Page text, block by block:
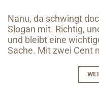
Nanu, da schwingt
Slogan mit. Richtig,
und bleibt eine
Sache. Mit zwei Cent